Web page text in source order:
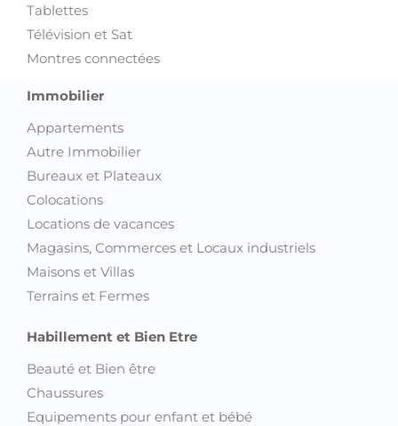
Tablettes
Télévision et Sat
Montres connectées
Immobilier
Appartements
Autre Immobilier
Bureaux et Plateaux
Colocations
Locations de vacances
Magasins, Commerces et Locaux industriels
Maisons et Villas
Terrains et Fermes
Habillement et Bien Etre
Beauté et Bien être
Chaussures
Equipements pour enfant et bébé